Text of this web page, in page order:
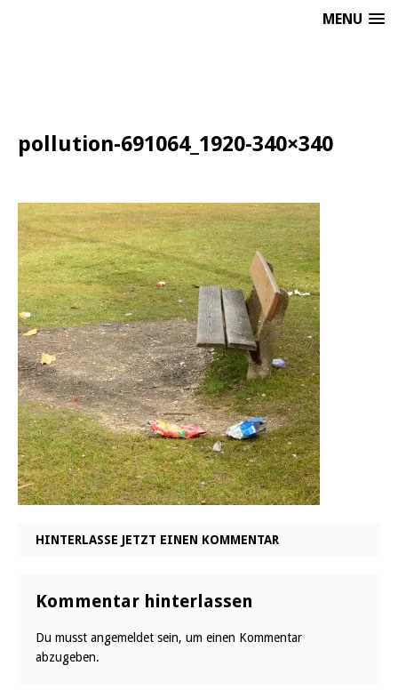
MENU
pollution-691064_1920-340×340
HINTERLASSE JETZT EINEN KOMMENTAR
Kommentar hinterlassen
Du musst angemeldet sein, um einen Kommentar
abzugeben.